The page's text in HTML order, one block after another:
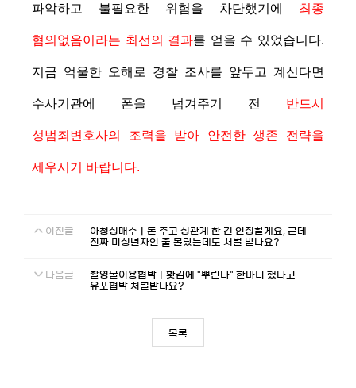
파악하고 불필요한 위험을 차단했기에 최종
혐의없음이라는 최선의 결과를 얻을 수 있었습니다.
지금 억울한 오해로 경찰 조사를 앞두고 계신다면
수사기관에 폰을 넘겨주기 전 반드시
성범죄변호사의 조력을 받아 안전한 생존 전략을
세우시기 바랍니다.
이전글
아청성매수ㅣ돈 주고 성관계 한 건 인정할게요, 근데
진짜 미성년자인 줄 몰랐는데도 처벌 받나요?
다음글
촬영물이용협박ㅣ홧김에 "뿌린다" 한마디 했다고
유포협박 처벌받나요?
목록